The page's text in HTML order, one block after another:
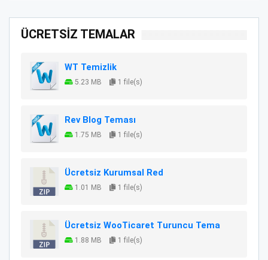
ÜCRETSİZ TEMALAR
WT Temizlik
5.23 MB 1 file(s)
Rev Blog Teması
1.75 MB 1 file(s)
Ücretsiz Kurumsal Red
1.01 MB 1 file(s)
Ücretsiz WooTicaret Turuncu Tema
1.88 MB 1 file(s)